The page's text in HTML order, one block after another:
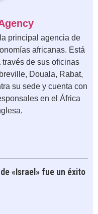
principal agencia de
africanas. Está
de sus oficinas
Douala, Rabat,
su sede y cuenta con
en el África
«Israel» fue un éxito